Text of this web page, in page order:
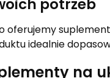
potrzeb
oferujemy
idealnie
na